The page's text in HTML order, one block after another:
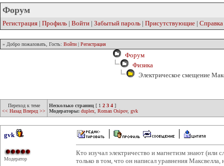
Форум
Регистрация | Профиль | Войти | Забытый пароль | Присутствующие | Справка
» Добро пожаловать, Гость: Войти | Регистрация
Форум
Физика
Электрическое смещение
Переход к теме
<< Назад Вперед >>
Несколько страниц [ 1 2 3 4 ]
Модераторы: duplex Roman Osipov, gvk
gvk
Модератор
Кто изучал электричество и магнетизм знают (или
только в том, что он написал уравнения